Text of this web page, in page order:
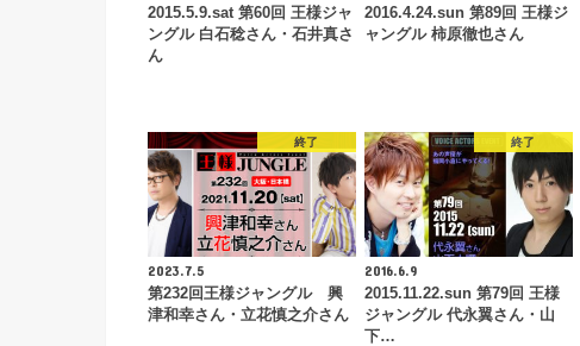
2015.5.9.sat 第60回 王様ジャ
ングル 白石稔さん・石井真さ
ん
2016.4.24.sun 第89回 王様ジ
ャングル 柿原徹也さん
終了
2023.7.5
第232回王様ジャングル 興
津和幸さん・立花慎之介さん
終了
2016.6.9
2015.11.22.sun 第79回 王様
ジャングル 代永翼さん・山
下…